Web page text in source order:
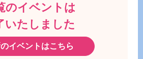
のイベントは
いたしました
イベントはこちら